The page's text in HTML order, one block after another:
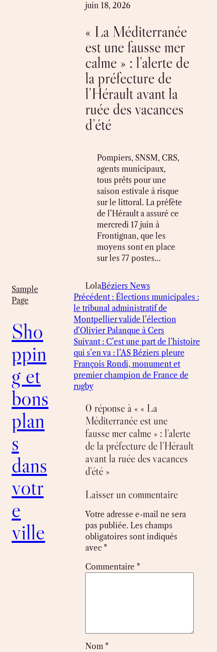
Sample
Page
Sho
ppin
g et
bons
plan
s
dans
votr
e
ville
juin 18, 2026
« La Méditerranée
est une fausse mer
calme » : l’alerte de
la préfecture de
l’Hérault avant la
ruée des vacances
d’été
Pompiers, SNSM, CRS,
agents municipaux,
tous prêts pour une
saison estivale à risque
sur le littoral. La préfète
de l’Hérault a assuré ce
mercredi 17 juin à
Frontignan, que les
moyens sont en place
sur les 77 postes…
LolaBéziers News
Précédent : Élections municipales :
le tribunal administratif de
Montpellier valide l’élection
d’Olivier Palanque à Cers
Suivant : C’est une part de l’histoire
qui s’en va : l’AS Béziers pleure
François Rondi, monument et
premier champion de France de
rugby
0 réponse à « « La
Méditerranée est une
fausse mer calme » : l’alerte
de la préfecture de l’Hérault
avant la ruée des vacances
d’été »
Laisser un commentaire
Votre adresse e-mail ne sera
pas publiée. Les champs
obligatoires sont indiqués
avec *
Commentaire *
Nom *